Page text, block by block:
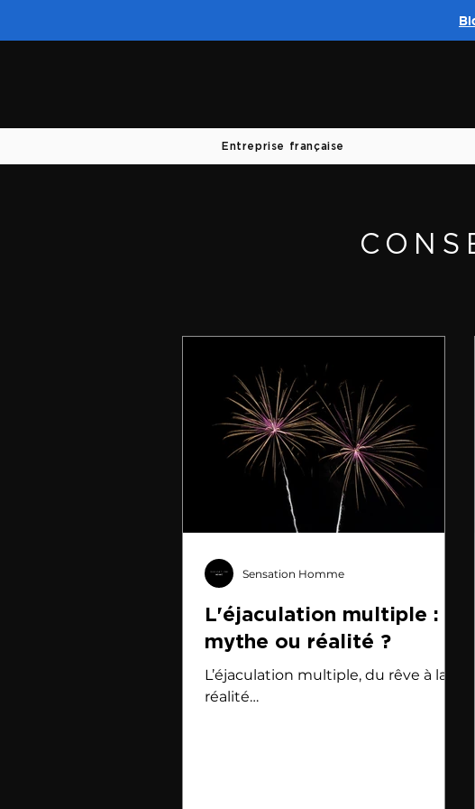
Entreprise française
L'éjaculation multiple :
mythe ou réalité ?
L’éjaculation multiple, du rêve à la
réalité…
Sensation Homme